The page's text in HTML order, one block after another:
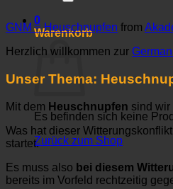
0
Warenkorb
Es befinden sich keine
Zurück zum Shop
GNM – Heuschnupfen from
Herzlich willkommen zur
Unser Thema:
Mit dem Heuschnupfen sind wir
Was hat dieser
startet.
Es muss also bei diesem
bereits im Vorfeld rechtzeitig